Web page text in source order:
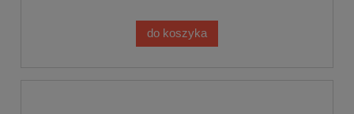
do koszyka